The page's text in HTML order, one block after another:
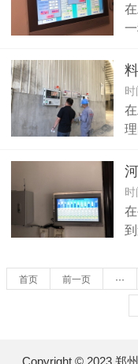
首页 前一页 ···
Copyright © 2023 郑